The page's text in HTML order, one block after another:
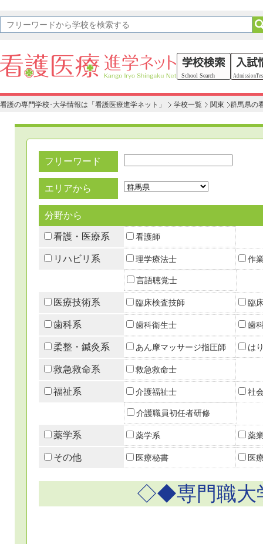
看護の専門学校･大学情報は「看護医療進学ネット」 学校一覧 関東 群馬県の
フリーワード
エリアから
分野から
看護・医療系 看護師
リハビリ系 理学療法士 作
言語聴覚士
医療技術系 臨床検査技師 臨
歯科系 歯科衛生士 歯
柔整・鍼灸系 あん摩マッサージ指圧師 は
救急救命系 救急救命士
福祉系 介護福祉士 社
介護職員初任者研修
薬学系 薬学系 薬
その他 医療秘書 医
◇◆専門職大